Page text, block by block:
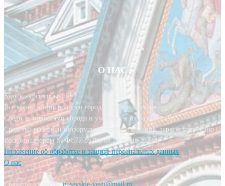
О НАС
Будь в курсе событий!
Все мероприятия родного города у тебя в кармане.
Следи за новостями города и участвуй в их создании!
Средство массовой информации, сетевое издание, зарегистрировано
Роскомнадзором № ФС77-85393 от 20 июня 2023 г.
Положение об обработке и защите персональных данных
О нас
Свяжитесь с нами:gusevskie-vesti@mail.ru